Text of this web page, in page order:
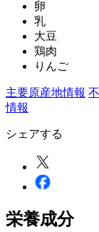
卵
乳
大豆
鶏肉
りんご
主要原産地情報
情報
シェアする
栄養成分